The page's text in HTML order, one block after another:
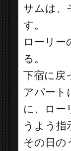
サムは、
す。
ローリー
る。
下宿に戻
アパート
に、ロー
うよう指
その日の